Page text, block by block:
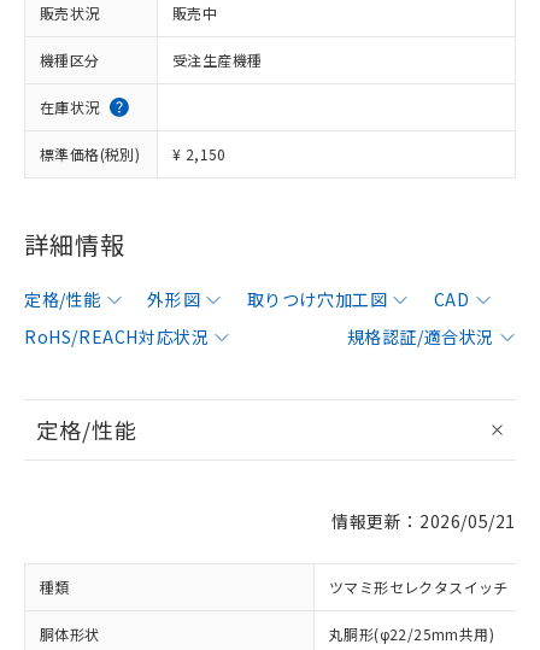
販売状況 販売中
機種区分 受注生産機種
在庫状況
標準価格(税別) ¥ 2,150
詳細情報
定格/性能 外形図 取りつけ穴加工図
CAD
RoHS/REACH対応状況
規格認証/適合状況
定格/性能
情報更新：2026/05/21
種類 ツマミ形セレクタスイッチ
胴体形状 丸胴形(φ22/25mm共用)